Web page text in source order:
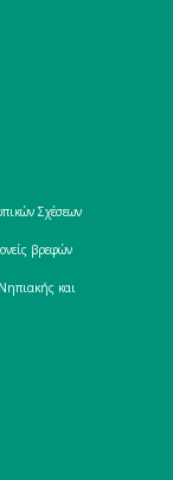
Σχέσεων
βρεφών
και